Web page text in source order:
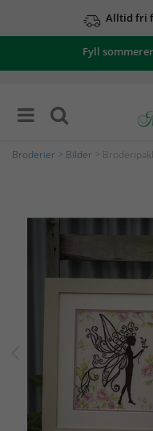
Alltid fri
Fyll
Broderier Bilder >